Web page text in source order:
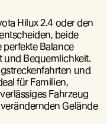
Hilux 2.4 oder den
beide
Balance
und Bequemlichkeit.
und
für Familien,
Fahrzeug
Gelände